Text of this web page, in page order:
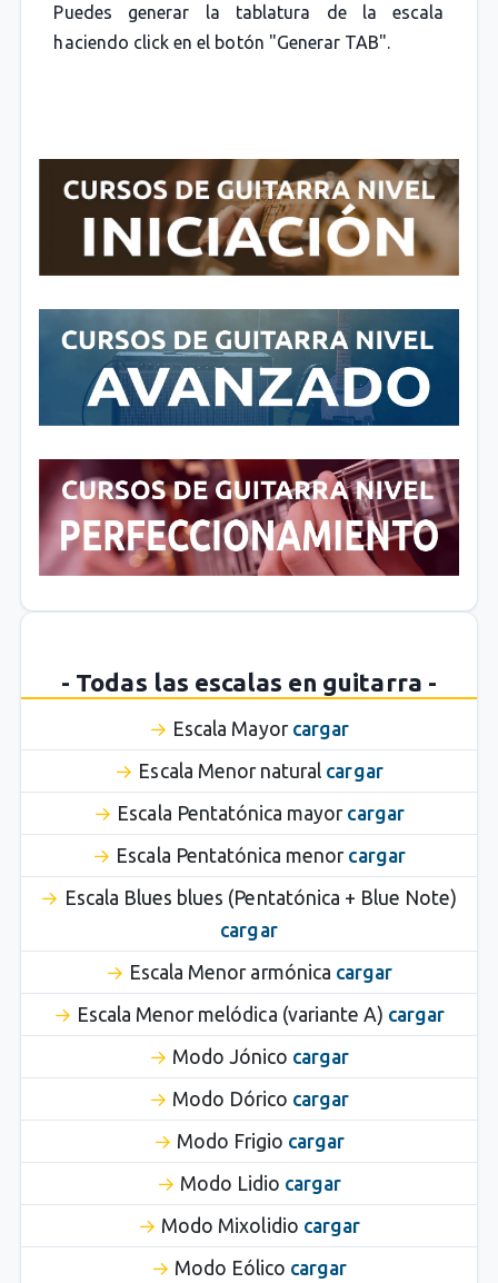
Puedes generar la tablatura de la escala
haciendo click en el botón "Generar TAB".
- Todas las escalas en guitarra -
Escala Mayor cargar
Escala Menor natural cargar
Escala Pentatónica mayor cargar
Escala Pentatónica menor cargar
Escala Blues blues (Pentatónica + Blue Note)
cargar
Escala Menor armónica cargar
Escala Menor melódica (variante A) cargar
Modo Jónico cargar
Modo Dórico cargar
Modo Frigio cargar
Modo Lidio cargar
Modo Mixolidio cargar
Modo Eólico cargar